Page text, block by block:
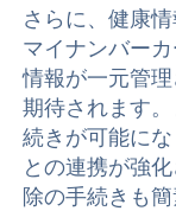
さらに、健康
マイナンバー
情報が一元管
期待されます
続きが可能に
との連携が強
除の手続きも簡